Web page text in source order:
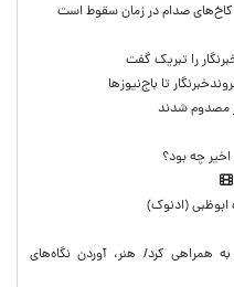
کاخ‌های صدام در زمان سقوط است
را تبریک گفت
تا باج‌نیوزها
چه بود؟
(ادنوک)
همراهی کرد/ هنر، آوردن نگاه‌های